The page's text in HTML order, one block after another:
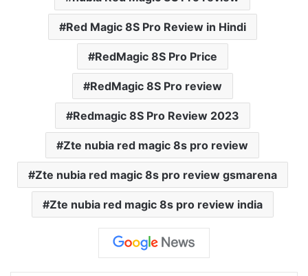
Red Magic 8S Pro Review in Hindi
RedMagic 8S Pro Price
RedMagic 8S Pro review
Redmagic 8S Pro Review 2023
Zte nubia red magic 8s pro review
Zte nubia red magic 8s pro review gsmarena
Zte nubia red magic 8s pro review india